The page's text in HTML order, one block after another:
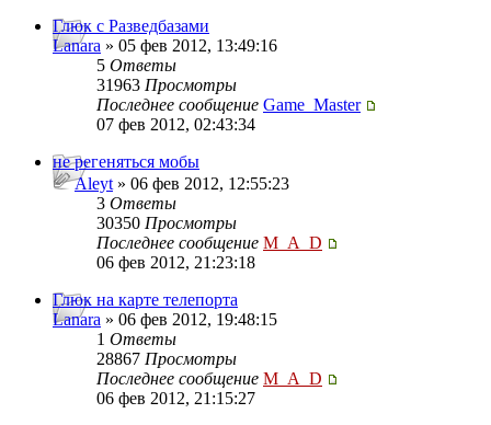
Глюк с Разведбазами
Lanara » 05 фев 2012, 13:49:16
5 Ответы
31963 Просмотры
Последнее сообщение Game_Master
07 фев 2012, 02:43:34
не регеняться мобы
Aleyt » 06 фев 2012, 12:55:23
3 Ответы
30350 Просмотры
Последнее сообщение M_A_D
06 фев 2012, 21:23:18
Глюк на карте телепорта
Lanara » 06 фев 2012, 19:48:15
1 Ответы
28867 Просмотры
Последнее сообщение M_A_D
06 фев 2012, 21:15:27